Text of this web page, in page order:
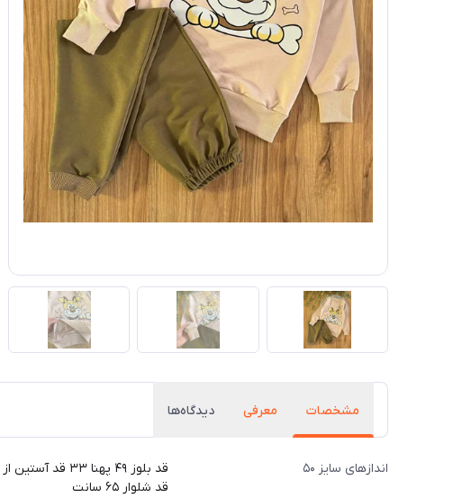
مشخصات معرفی دیدگاه‌ها
اندازهای سایز ۵۰
قد بلوز ۴۹ پهنا ۳۳ قد آستین از دوخت سرشانه ۴۰
قد شلوار ۶۵ سانت